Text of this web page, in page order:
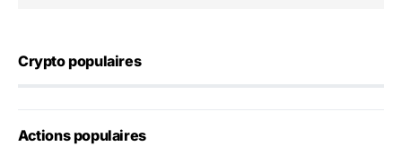
Crypto populaires
Actions populaires